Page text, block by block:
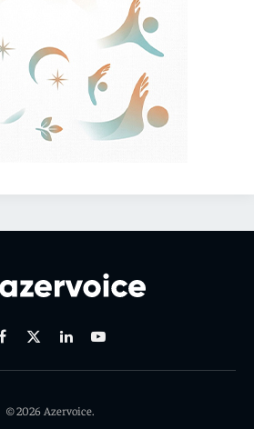
Facebook
X
LinkedinYoutube
© 2026 Azervoice.